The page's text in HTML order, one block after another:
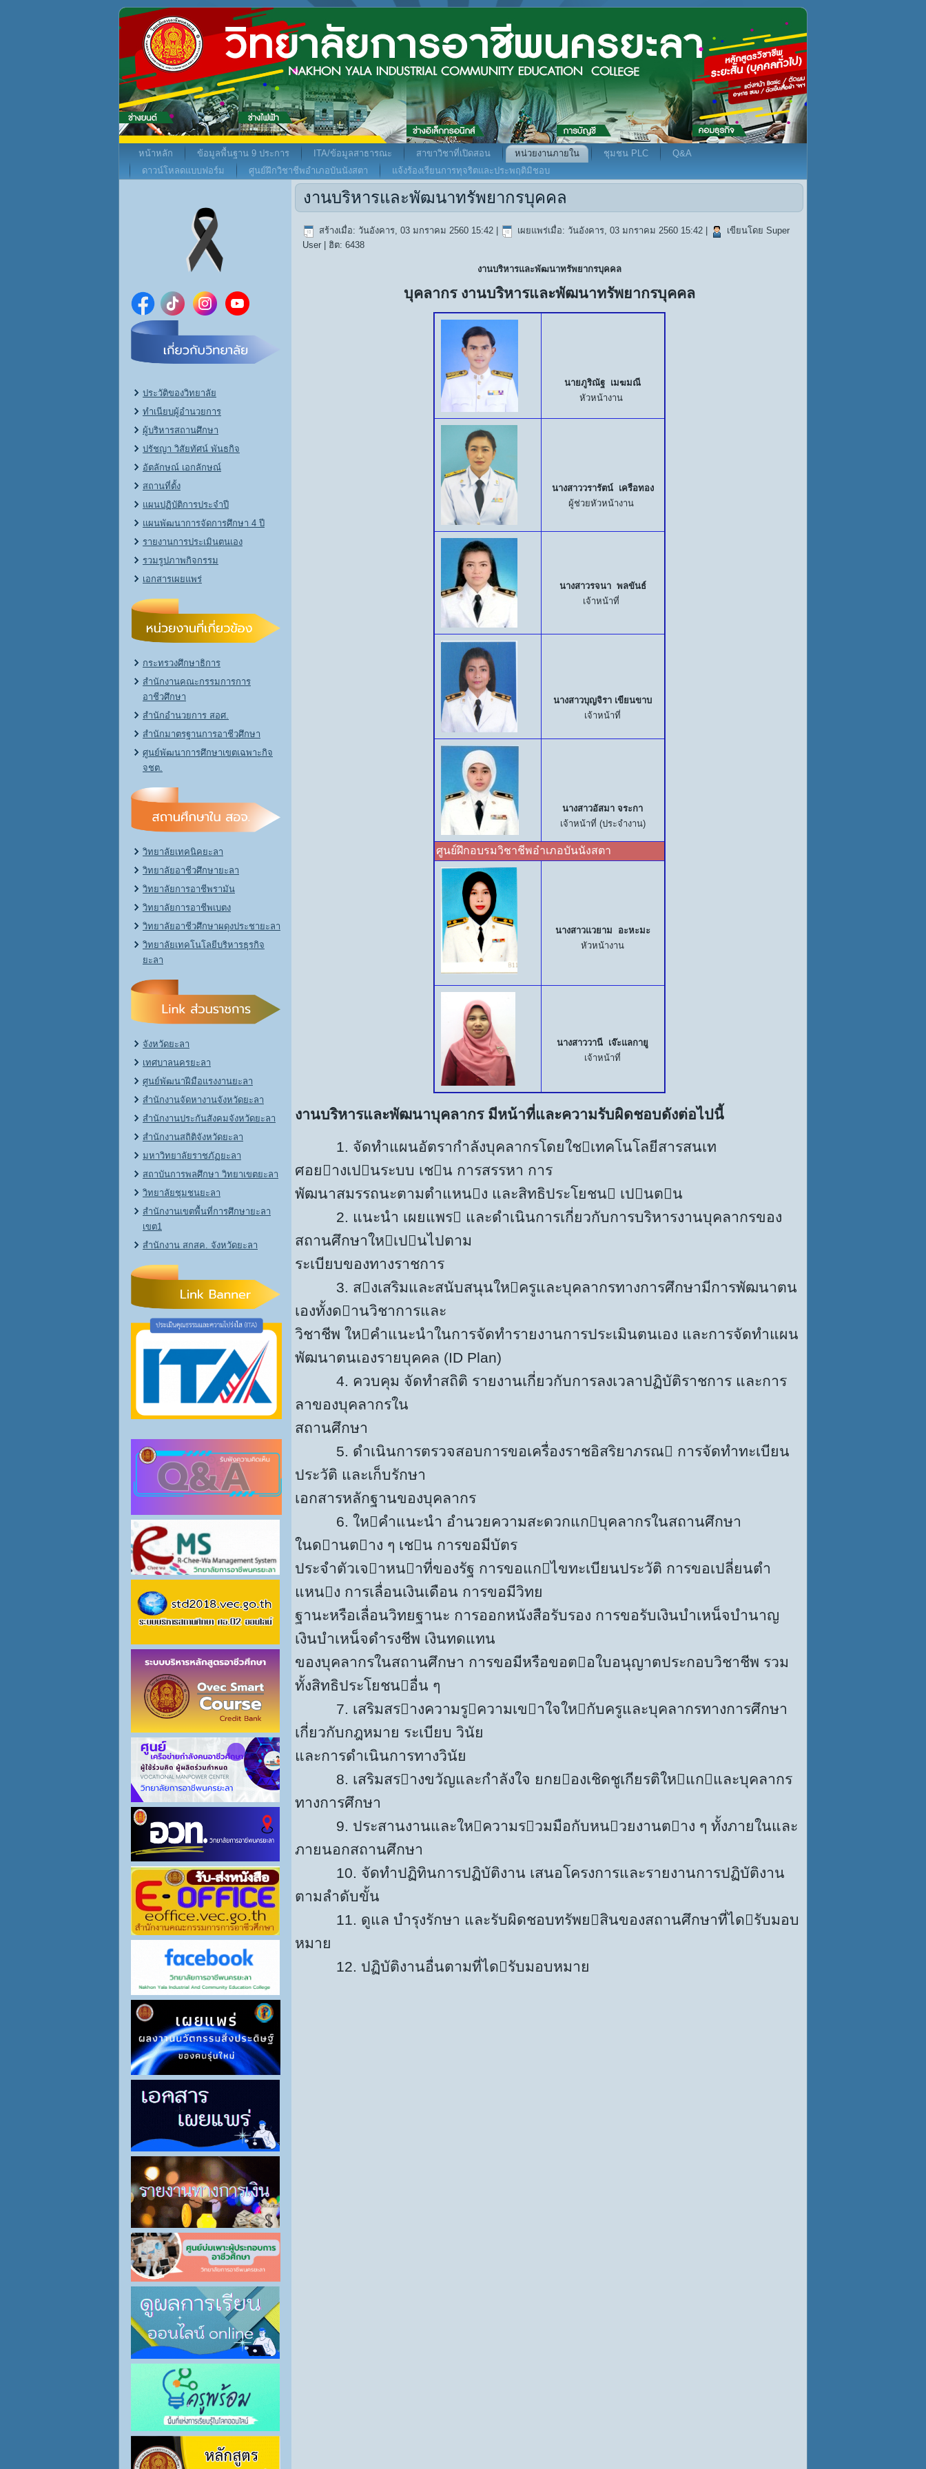
หน้าหลัก ข้อมูลพื้นฐาน 9 ประการ ITA/ข้อมูลสาธารณะ สาขาวิชาที่เปิดสอน หน่วยงานภายใน ชุมชน PLC
Q&A
ดาวน์โหลดแบบฟอร์ม
ศูนย์ฝึกวิชาชีพอำเภอบันนังสตา แจ้งร้องเรียนการทุจริตและประพฤติมิชอบ
ประวัติของวิทยาลัย
ทำเนียบผู้อำนวยการ
ผู้บริหารสถานศึกษา
ปรัชญา วิสัยทัศน์ พันธกิจ
อัตลักษณ์ เอกลักษณ์
สถานที่ตั้ง
แผนปฏิบัติการประจำปี
แผนพัฒนาการจัดการศึกษา 4 ปี
รายงานการประเมินตนเอง
รวมรูปภาพกิจกรรม
เอกสารเผยแพร่
กระทรวงศึกษาธิการ
สำนักงานคณะกรรมการการ
อาชีวศึกษา
สำนักอำนวยการ สอศ.
สำนักมาตรฐานการอาชีวศึกษา
ศูนย์พัฒนาการศึกษาเขตเฉพาะกิจ
จชต.
วิทยาลัยเทคนิคยะลา
วิทยาลัยอาชีวศึกษายะลา
วิทยาลัยการอาชีพรามัน
วิทยาลัยการอาชีพเบตง
วิทยาลัยอาชีวศึกษาผดุงประชายะลา
วิทยาลัยเทคโนโลยีบริหารธุรกิจ
ยะลา
จังหวัดยะลา
เทศบาลนครยะลา
ศูนย์พัฒนาฝีมือแรงงานยะลา
สำนักงานจัดหางานจังหวัดยะลา
สำนักงานประกันสังคมจังหวัดยะลา
สำนักงานสถิติจังหวัดยะลา
มหาวิทยาลัยราชภัฏยะลา
สถาบันการพลศึกษา วิทยาเขตยะลา
วิทยาลัยชุมชนยะลา
สำนักงานเขตพื้นที่การศึกษายะลา
เขต1
สำนักงาน สกสค. จังหวัดยะลา
งานบริหารและพัฒนาทรัพยากรบุคคล
สร้างเมื่อ: วันอังคาร, 03 มกราคม 2560 15:42 เผยแพร่เมื่อ: วันอังคาร, 03 มกราคม 2560 15:42
เขียนโดย Super
User | ฮิต: 6438
งานบริหารและพัฒนาทรัพยากรบุคคล
บุคลากร งานบริหารและพัฒนาทรัพยากรบุคคล
นายภูริณัฐ เมฆมณี
หัวหน้างาน
นางสาววรารัตน์ เครือทอง
ผู้ช่วยหัวหน้างาน
นางสาวรจนา พลขันธ์
เจ้าหน้าที่
นางสาวบุญจิรา เขียนขาบ
เจ้าหน้าที่
นางสาวอัสมา จระกา
เจ้าหน้าที่ (ประจำงาน)
ศูนย์ฝึกอบรมวิชาชีพอำเภอบันนังสตา
นางสาวแวยาม อะหะมะ
หัวหน้างาน
นางสาววานี เจ๊ะแลกายู
เจ้าหน้าที่
งานบริหารและพัฒนาบุคลากร มีหน้าที่และความรับผิดชอบดังต่อไปนี้
1. จัดทำแผนอัตรากำลังบุคลากรโดยใชเทคโนโลยีสารสนเท
ศอยางเปนระบบ เชน การสรรหา การ
พัฒนาสมรรถนะตามตำแหนง และสิทธิประโยชน เปนตน
2. แนะนำ เผยแพร และดำเนินการเกี่ยวกับการบริหารงานบุคลากรของ
สถานศึกษาใหเปนไปตาม
ระเบียบของทางราชการ
3. สงเสริมและสนับสนุนใหครูและบุคลากรทางการศึกษามีการพัฒนาตน
เองทั้งดานวิชาการและ
วิชาชีพ ใหคำแนะนำในการจัดทำรายงานการประเมินตนเอง และการจัดทำแผน
พัฒนาตนเองรายบุคคล (ID Plan)
4. ควบคุม จัดทำสถิติ รายงานเกี่ยวกับการลงเวลาปฏิบัติราชการ และการ
ลาของบุคลากรใน
สถานศึกษา
5. ดำเนินการตรวจสอบการขอเครื่องราชอิสริยาภรณ การจัดทำทะเบียน
ประวัติ และเก็บรักษา
เอกสารหลักฐานของบุคลากร
6. ใหคำแนะนำ อำนวยความสะดวกแกบุคลากรในสถานศึกษา
ในดานตาง ๆ เชน การขอมีบัตร
ประจำตัวเจาหนาที่ของรัฐ การขอแกไขทะเบียนประวัติ การขอเปลี่ยนตำ
แหนง การเลื่อนเงินเดือน การขอมีวิทย
ฐานะหรือเลื่อนวิทยฐานะ การออกหนังสือรับรอง การขอรับเงินบำเหน็จบำนาญ
เงินบำเหน็จดำรงชีพ เงินทดแทน
ของบุคลากรในสถานศึกษา การขอมีหรือขอตอใบอนุญาตประกอบวิชาชีพ รวม
ทั้งสิทธิประโยชนอื่น ๆ
7. เสริมสรางความรูความเขาใจใหกับครูและบุคลากรทางการศึกษา
เกี่ยวกับกฎหมาย ระเบียบ วินัย
และการดำเนินการทางวินัย
8. เสริมสรางขวัญและกำลังใจ ยกยองเชิดชูเกียรติใหแกและบุคลากร
ทางการศึกษา
9. ประสานงานและใหความรวมมือกับหนวยงานตาง ๆ ทั้งภายในและ
ภายนอกสถานศึกษา
10. จัดทำปฏิทินการปฏิบัติงาน เสนอโครงการและรายงานการปฏิบัติงาน
ตามลำดับขั้น
11. ดูแล บำรุงรักษา และรับผิดชอบทรัพยสินของสถานศึกษาที่ไดรับมอบ
หมาย
12. ปฏิบัติงานอื่นตามที่ไดรับมอบหมาย